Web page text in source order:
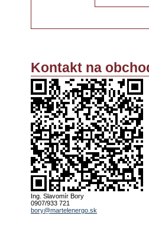
Kontakt na
Ing. Slavomír Bory
0907/933 721
bory@martelenergo.sk